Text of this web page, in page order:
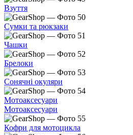
Взуття
Сумки та рюкзаки
Чашки
Брелоки
Сонячні окуляри
Мотоаксесуари
Мотоаксесуари
Кофри для мотоцикла